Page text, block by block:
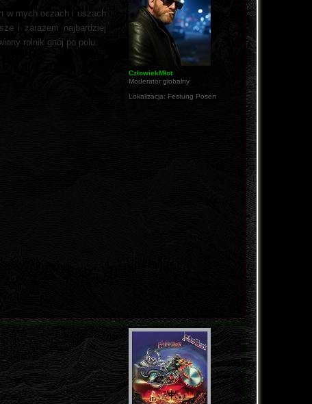
CzłowiekMłot
Moderator globalny
Lokalizacja: Festung Posen
w mych oczach i uszach
i zarazem najbardziej
rolnik gnój po polu: